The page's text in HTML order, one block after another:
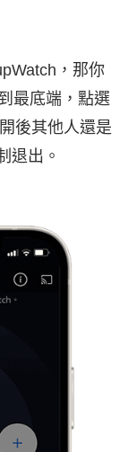
，那你
最底端，點選
後其他人還是
退出。